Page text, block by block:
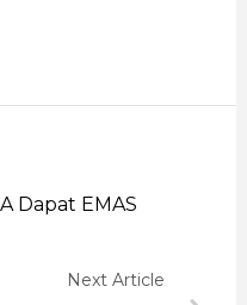
Dapat EMAS
Next Article